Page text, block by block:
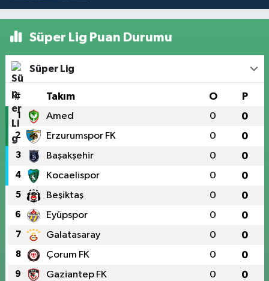
Süper Lig Puan Durumu
Süper Lig
# Takım O P
1 Amed 0 0
2 Erzurumspor FK 0 0
3 Başakşehir 0 0
4 Kocaelispor 0 0
5 Beşiktaş 0 0
6 Eyüpspor 0 0
7 Galatasaray 0 0
8 Çorum FK 0 0
9 Gaziantep FK 0 0